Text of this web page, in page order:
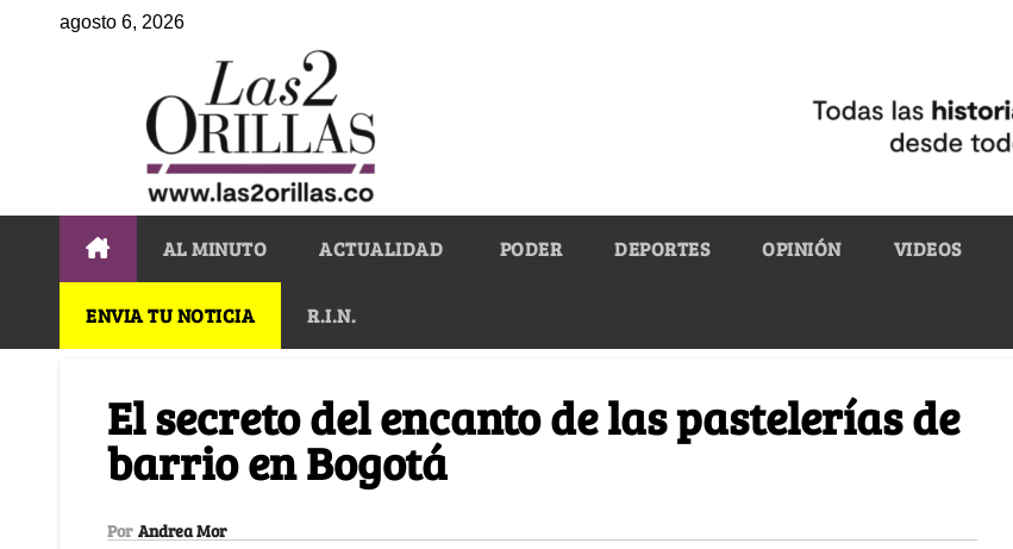
agosto 6, 2026
AL MINUTO ACTUALIDAD PODER DEPORTES OPINIÓN VIDEOS
ENVIA TU NOTICIA R.I.N.
El secreto del encanto de las pastelerías de
barrio en Bogotá
Por Andrea Mor